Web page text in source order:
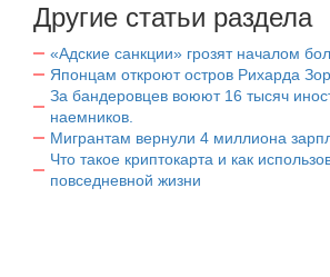
Другие статьи раздела
«Адские санкции» грозят началом
Японцам откроют остров Рихарда
За бандеровцев воюют 16 тысяч
наемников.
Мигрантам вернули 4 миллиона
Что такое криптокарта и как
повседневной жизни